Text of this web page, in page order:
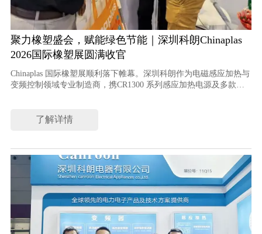
聚力橡塑盛会，赋能绿色节能｜深圳科朗Chinaplas
2026国际橡塑展圆满收官
Chinaplas 国际橡塑展顺利落下帷幕。深圳科朗作为电磁感应加热与
变频控制领域专业制造商，携CR1300 系列感应加热电源及多款高
了解详情